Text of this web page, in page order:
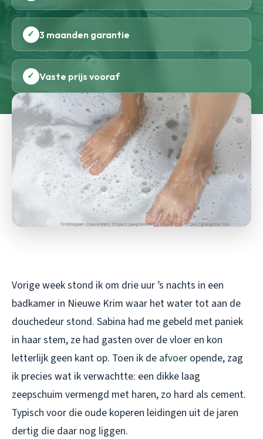
✓ 3 maanden garantie
✓ Vaste prijs vooraf
Vorige week stond ik om drie uur ’s nachts in een
badkamer in Nieuwe Krim waar het water tot aan de
douchedeur stond. Sabina had me gebeld met paniek
in haar stem, ze had gasten over de vloer en kon
letterlijk geen kant op. Toen ik de afvoer opende, zag
ik precies wat ik verwachtte: een dikke laag
zeepschuim vermengd met haren, zo hard als cement.
Typisch voor die oude koperen leidingen uit de jaren
dertig die daar nog liggen.